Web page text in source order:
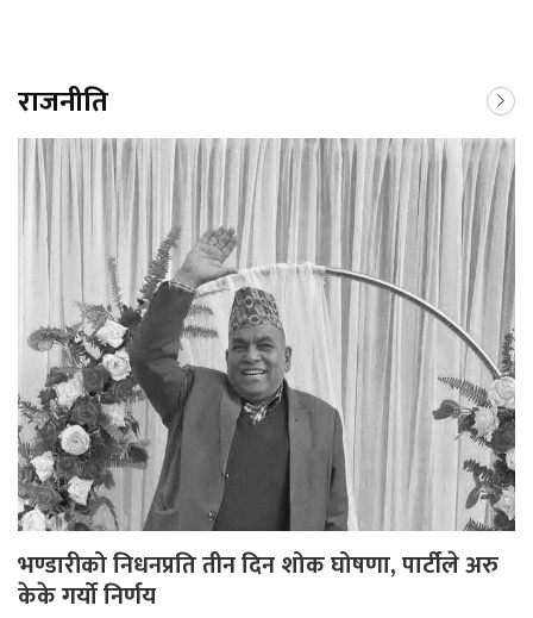
राजनीति
भण्डारीको निधनप्रति तीन दिन शोक घोषणा, पार्टीले अरु
केके गर्यो निर्णय